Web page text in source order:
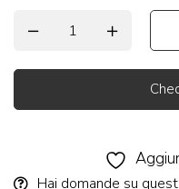
Hai domande su